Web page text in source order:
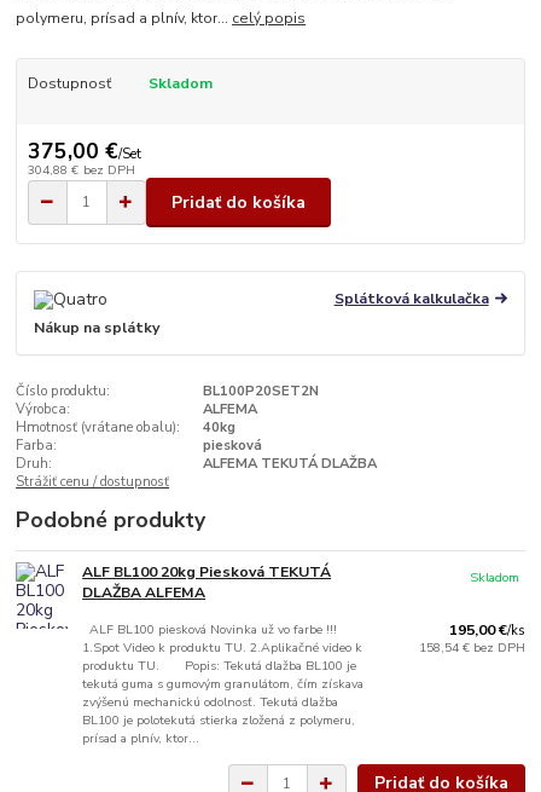
polymeru, prísad a plnív, ktor... celý popis
Dostupnosť Skladom
375,00 €/Set
304,88 € bez DPH
Pridať do košíka
Splátková kalkulačka
Nákup na splátky
Číslo produktu:
BL100P20SET2N
Výrobca:
ALFEMA
Hmotnosť (vrátane obalu):
40kg
Farba:
piesková
Druh:
ALFEMA TEKUTÁ DLAŽBA
Strážiť cenu / dostupnosť
Podobné produkty
ALF BL100 20kg Piesková TEKUTÁ
DLAŽBA ALFEMA
ALF BL100 piesková Novinka už vo farbe !!!
1.Spot Video k produktu TU. 2.Aplikačné video k
produktu TU. Popis: Tekutá dlažba BL100 je
tekutá guma s gumovým granulátom, čím získava
zvýšenú mechanickú odolnosť. Tekutá dlažba
BL100 je polotekutá stierka zložená z polymeru,
prísad a plnív, ktor...
195,00 €/ks
158,54 € bez DPH
Skladom
Pridať do košíka